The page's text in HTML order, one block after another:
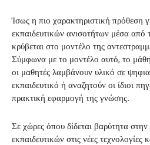
Ίσως η πιο χαρακτηριστική πρόθεση
εκπαιδευτικών ανισοτήτων μέσα από
κρύβεται στο μοντέλο της
Σύμφωνα με το μοντέλο αυτό, το
οι μαθητές λαμβάνουν υλικό σε
εκπαιδευτικό ή αναζητούν οι ίδιοι
πρακτική εφαρμογή της γνώσης.
Σε χώρες όπου δίδεται βαρύτητα
εκπαιδευτικών στις νέες τεχνολογίες